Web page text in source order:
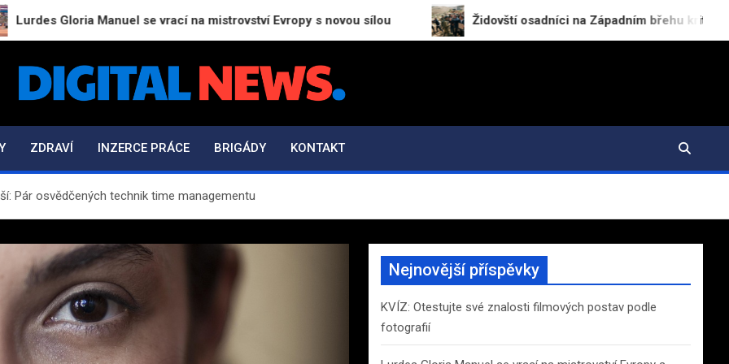
Manuel se vrací na mistrovství Evropy s novou sílou Židovští osadníci na Západním břehu kritizují armádu a
Digital-News.cz
ZDRAVÍ INZERCE PRÁCE BRIGÁDY KONTAKT
Pár osvědčených technik time managementu
Nejnovější příspěvky
KVÍZ: Otestujte své znalosti filmových postav podle
fotografií